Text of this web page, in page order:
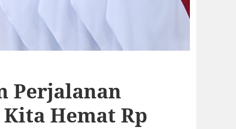
Perjalanan
Hemat Rp